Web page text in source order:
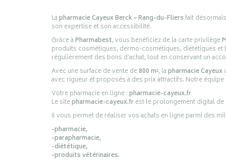
Lapharmacie Cayeux Berck – Rang-du-Fliersfait
son expertise et son accessibilité.
Grâce àPharmabest, vous bénéficiez de la carte privilège
produits cosmétiques, dermo-cosmétiques, diététiques
régulièrement des bons d’achat, tout en conservant un
Avec une surface de vente de800 m², lapharmacie Cayeux
avec rigueur et proposés à des prix attractifs. Notre
Votre pharmacie en ligne :pharmacie-cayeux.fr
Le sitepharmacie-cayeux.frest le prolongement digital de
Il vous permet de réaliser vos achats en ligne parmi des
-pharmacie,
-parapharmacie,
-diététique,
-produits vétérinaires.